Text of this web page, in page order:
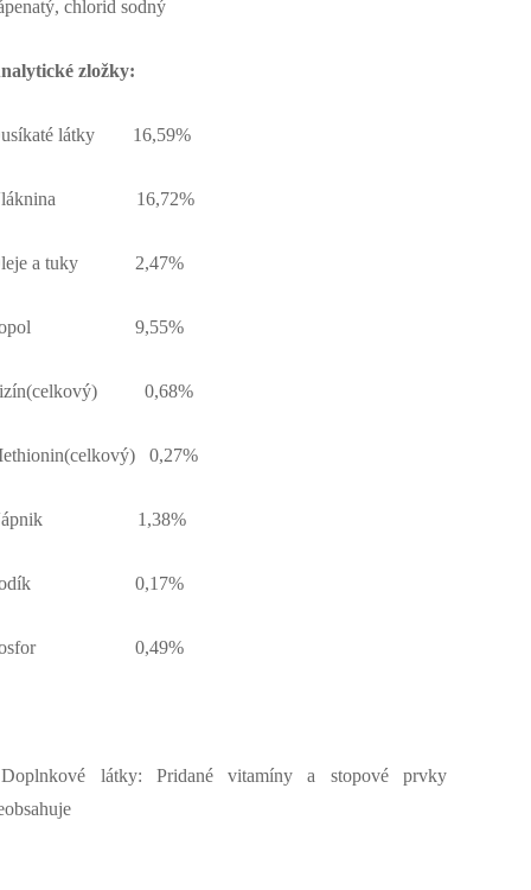
chlorid sodný
zložky:
látky 16,59%
16,72%
a tuky 2,47%
9,55%
0,68%
0,27%
1,38%
0,17%
0,49%
látky: Pridané vitamíny a stopové prvky